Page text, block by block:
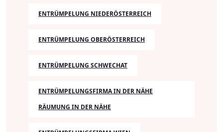
ENTRÜMPELUNG NIEDERÖSTERREICH
ENTRÜMPELUNG OBERÖSTERREICH
ENTRÜMPELUNG SCHWECHAT
ENTRÜMPELUNGSFIRMA IN DER NÄHE
RÄUMUNG IN DER NÄHE